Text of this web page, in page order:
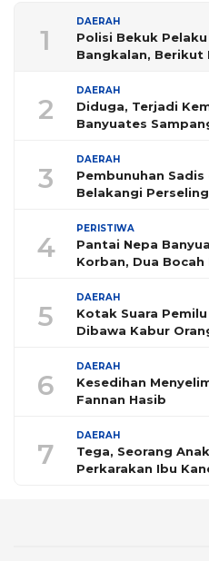
1
DAERAH
Polisi Bekuk
Bangkalan, Berikut
2
DAERAH
Diduga, Terjadi
Banyuates
3
DAERAH
Pembunuhan
Belakangi
4
PERISTIWA
Pantai Nepa
Korban, Dua
5
DAERAH
Kotak Suara
Dibawa Kabur
6
DAERAH
Kesedihan
Fannan Hasib
7
DAERAH
Tega, Seorang
Perkarakan Ibu